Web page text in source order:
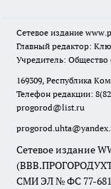
Сетевое издание
Главный редактор:
Учредитель: Общество
169309, Республика
Телефон редакции:
progorod@list.ru
Сетевое издание
СМИ ЭЛ № ФС 77-